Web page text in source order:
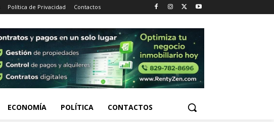
Política de Privacidad Contactos
ECONOMÍA POLÍTICA CONTACTOS